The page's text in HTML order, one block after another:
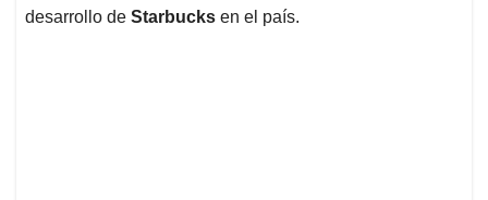
desarrollo de Starbucks en el país.